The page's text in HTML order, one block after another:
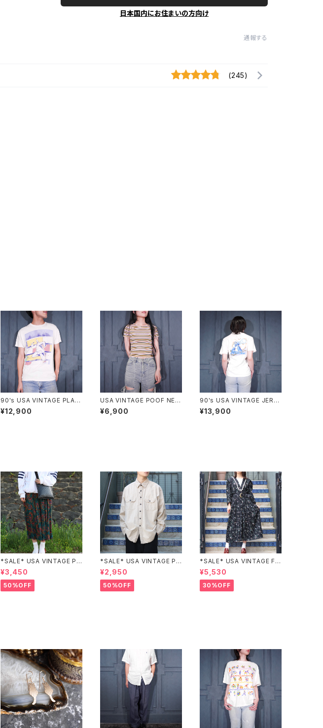
日本国内にお住まいの方向け
通報する
(245)
90's USA VINTAGE PLAN
-9 ART PRINT DESIGN T
SHIRT/90年代アメリカ古着
¥12,900
USA VINTAGE POOF NEW
YORK COLORFUL BORDE
R PATTERNED HALF SLEE
¥6,900
90's USA VINTAGE JERZ
EES CAPCOM MEGA MAN
PRINT DESIGN T SHIRT/9
¥13,900
*SALE* USA VINTAGE PAI
SLEY PATTERNED DESIG
N SKIRT/アメリカ古着ペイズ
リー柄デザインスカート
¥3,450
50%OFF
*SALE* USA VINTAGE PO
CKET DESIGN SHIRT/アメ
リカ古着ポケットデザインシャ
ツ
¥2,950
50%OFF
*SALE* USA VINTAGE FL
OWER PATTERNED LACE
COLLAR BELTED ONE PIE
CE/アメリカ古着花柄レース
襟ベルテッドワンピース
¥5,530
30%OFF